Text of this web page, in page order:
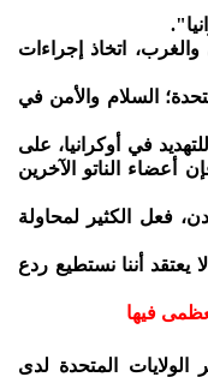
اتخاذ إجراءات
السلام والأمن في
في أوكرانيا، على
أعضاء الناتو الآخرين
فعل الكثير لمحاولة
أننا نستطيع ردع
فيها
المتحدة لدى